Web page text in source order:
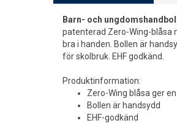
Barn- och ungdomshandboll
patenterad Zero-Wing-blåsa
bra i handen. Bollen är
för skolbruk. EHF godkänd.
Produktinformation:
Zero-Wing blåsa ger
Bollen är handsydd
EHF-godkänd